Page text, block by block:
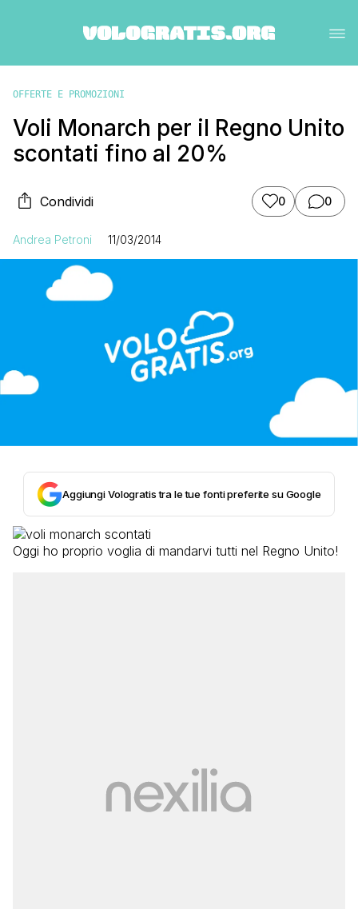
OFFERTE E PROMOZIONI
Voli Monarch per il Regno Unito
scontati fino al 20%
Condividi 0 0
Andrea Petroni 11/03/2014
Aggiungi Vologratis tra le tue fonti preferite su Google
Oggi ho proprio voglia di mandarvi tutti nel Regno Unito!